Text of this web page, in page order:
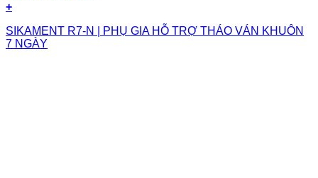
+
SIKAMENT R7-N | PHỤ GIA HỖ TRỢ THÁO VÁN KHUÔN
7 NGÀY